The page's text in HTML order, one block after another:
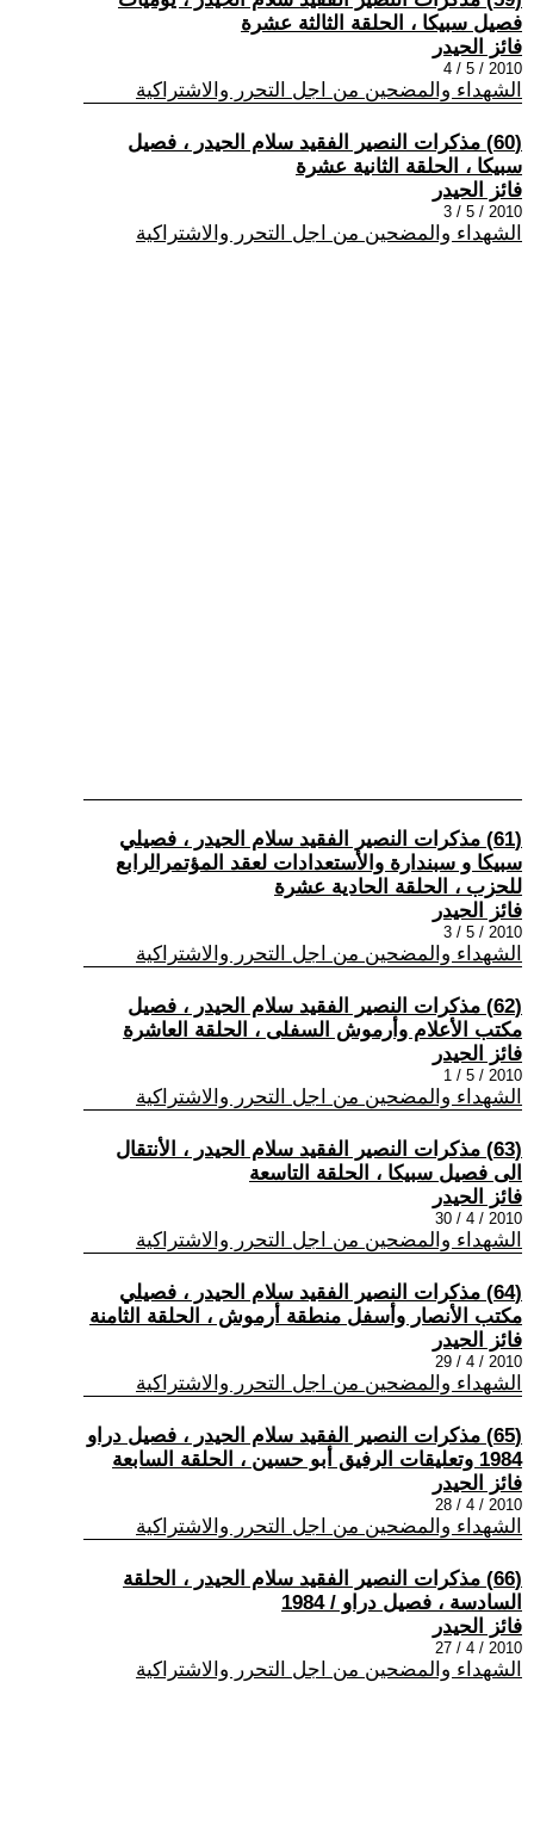
فصيل سبيكا ، الحلقة الثالثة عشرة
فائز الحيدر
2010 / 5 / 4
الشهداء والمضحين من اجل التحرر والاشتراكية
(60) مذكرات النصير الفقيد سلام الحيدر ، فصيل
سبيكا ، الحلقة الثانية عشرة
فائز الحيدر
2010 / 5 / 3
الشهداء والمضحين من اجل التحرر والاشتراكية
(61) مذكرات النصير الفقيد سلام الحيدر ، فصيلي
سبيكا و سبندارة والأستعدادات لعقد المؤتمرالرابع
للحزب ، الحلقة الحادية عشرة
فائز الحيدر
2010 / 5 / 3
الشهداء والمضحين من اجل التحرر والاشتراكية
(62) مذكرات النصير الفقيد سلام الحيدر ، فصيل
مكتب الأعلام وأرموش السفلى ، الحلقة العاشرة
فائز الحيدر
2010 / 5 / 1
الشهداء والمضحين من اجل التحرر والاشتراكية
(63) مذكرات النصير الفقيد سلام الحيدر ، الأنتقال
الى فصيل سبيكا ، الحلقة التاسعة
فائز الحيدر
2010 / 4 / 30
الشهداء والمضحين من اجل التحرر والاشتراكية
(64) مذكرات النصير الفقيد سلام الحيدر ، فصيلي
مكتب الأنصار وأسفل منطقة أرموش ، الحلقة الثامنة
فائز الحيدر
2010 / 4 / 29
الشهداء والمضحين من اجل التحرر والاشتراكية
(65) مذكرات النصير الفقيد سلام الحيدر ، فصيل دراو
1984 وتعليقات الرفيق أبو حسين ، الحلقة السابعة
فائز الحيدر
2010 / 4 / 28
الشهداء والمضحين من اجل التحرر والاشتراكية
(66) مذكرات النصير الفقيد سلام الحيدر ، الحلقة
السادسة ، فصيل دراو / 1984
فائز الحيدر
2010 / 4 / 27
الشهداء والمضحين من اجل التحرر والاشتراكية